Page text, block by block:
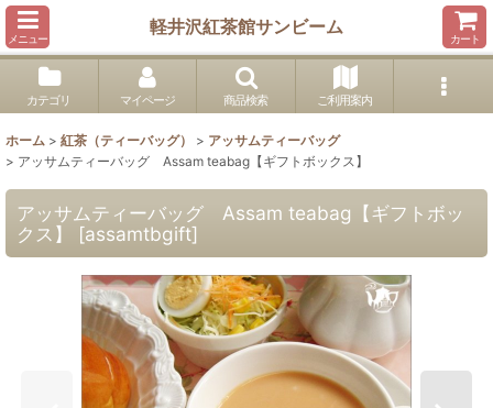
メニュー
軽井沢紅茶館サンビーム
カート
カテゴリ マイページ 商品検索 ご利用案内
ホーム > 紅茶（ティーバッグ） > アッサムティーバッグ
> アッサムティーバッグ Assam teabag【ギフトボックス】
アッサムティーバッグ Assam teabag【ギフトボッ
クス】
[assamtbgift]